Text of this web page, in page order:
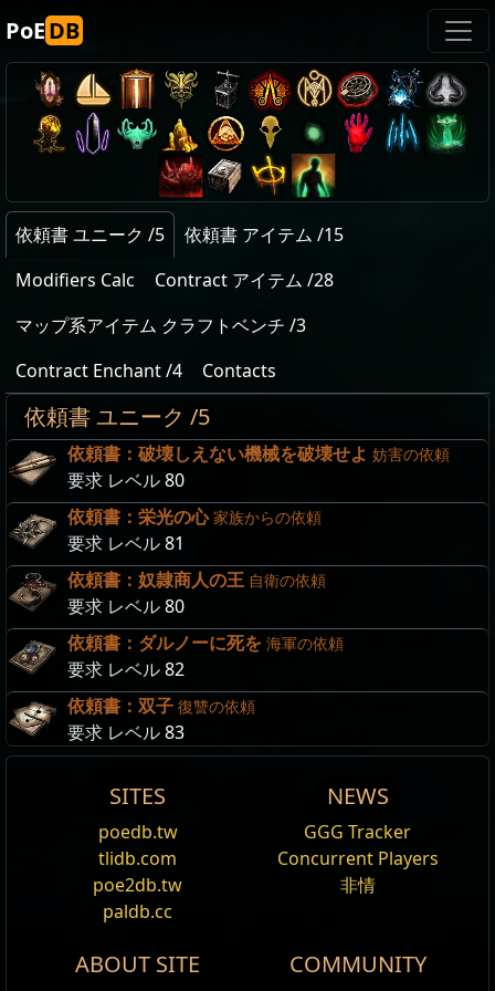
PoEDB
依頼書 ユニーク /5
依頼書 アイテム /15
Modifiers Calc
Contract アイテム /28
マップ系アイテム クラフトベンチ /3
Contract Enchant /4
Contacts
依頼書 ユニーク /5
依頼書：破壊しえない機械を破壊せよ 妨害の依頼
要求 レベル80
依頼書：栄光の心 家族からの依頼
要求 レベル81
依頼書：奴隷商人の王 自衛の依頼
要求 レベル80
依頼書：ダルノーに死を 海軍の依頼
要求 レベル82
依頼書：双子 復讐の依頼
要求 レベル83
ポータル:バンカー
要求 レベル48
依頼書: 密輸人の巣窟
要求 レベル50
依頼書: 名誉の問題
ポータル:
依頼人:
ハイスト目標:ソレライの槍
Require
非ユニークアイテムのレアリティ
をリロール
1x可能性の
オーブ
Default
ドをリロールする
ーブ
Description
ハイストのチェストは
%の確率で中身が複製さ
れる
Contacts
Contracts are an item class used to perform Heists.
They were introduced in the Heist league, but have
afterwards. They can be taken to Adiyah, the
SITES
poedb.tw
tlidb.com
poe2db.tw
paldb.cc
NEWS
GGG Tracker
Concurrent Players
非情
ABOUT SITE COMMUNITY